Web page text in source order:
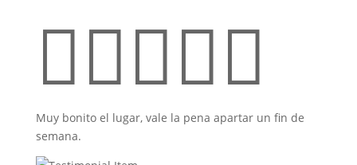

Muy bonito el lugar, vale la pena apartar un fin de
semana.